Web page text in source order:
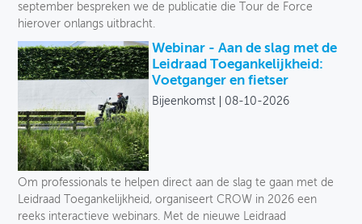
september bespreken we de publicatie die Tour de Force
hierover onlangs uitbracht.
Webinar - Aan de slag met de
Leidraad Toegankelijkheid:
Voetganger en fietser
Bijeenkomst 08-10-2026
Om professionals te helpen direct aan de slag te gaan met de
Leidraad Toegankelijkheid, organiseert CROW in 2026 een
reeks interactieve webinars. Met de nieuwe Leidraad